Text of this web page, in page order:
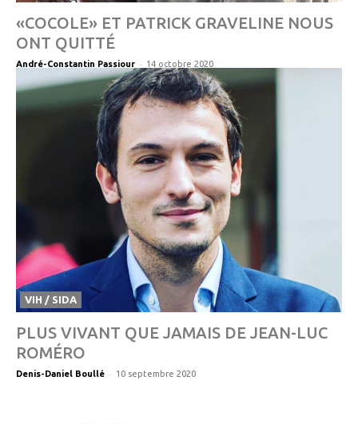
«COCOLE» ET PATRICK GRAVELINE NOUS
ONT QUITTÉ
André-Constantin Passiour - 14 octobre 2020
VIH / SIDA
PLUS VIVANT QUE JAMAIS DE JEAN-LUC
ROMÉRO
Denis-Daniel Boullé - 10 septembre 2020